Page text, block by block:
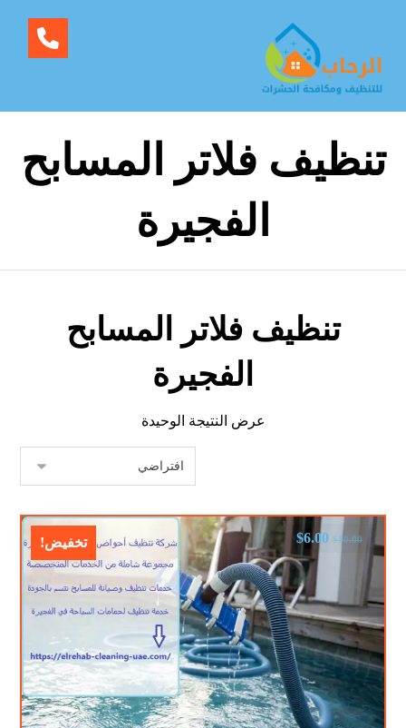
تنظيف فلاتر المسابح
الفجيرة
تنظيف فلاتر المسابح
الفجيرة
عرض النتيجة الوحيدة
تخفيض! $10.00
$6.00